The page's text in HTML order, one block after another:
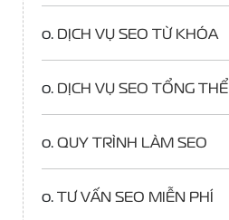
o. DỊCH VỤ SEO TỪ KHÓA
o. DỊCH VỤ SEO TỔNG THỂ
o. QUY TRÌNH LÀM SEO
o. TƯ VẤN SEO MIỄN PHÍ